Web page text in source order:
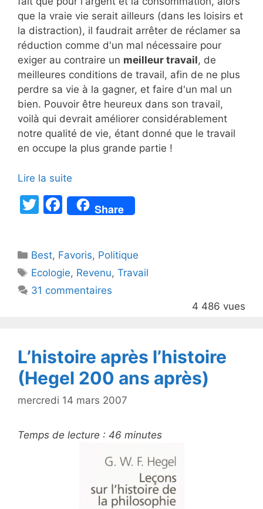
que la vraie vie serait ailleurs (dans les loisirs et
la distraction), il faudrait arrêter de réclamer sa
réduction comme d'un mal nécessaire pour
exiger au contraire un meilleur travail, de
meilleures conditions de travail, afin de ne plus
perdre sa vie à la gagner, et faire d'un mal un
bien. Pouvoir être heureux dans son travail,
voilà qui devrait améliorer considérablement
notre qualité de vie, étant donné que le travail
en occupe la plus grande partie !
Lire la suite
T
er
F
a
e
b
o
Share
Catégories
Best, Favoris, Politique
Étiquettes
Ecologie, Revenu,Travail
31 commentaires
4 486 vues
L’histoire après l’histoire
(Hegel 200 ans après)
mercredi 14 mars 2007
Temps de lecture : 46 minutes